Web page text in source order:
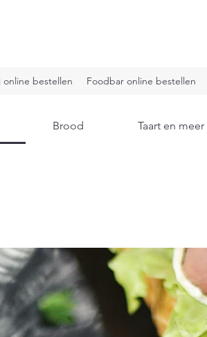
online bestellen Foodbar online bestellen
Brood Taart en meer